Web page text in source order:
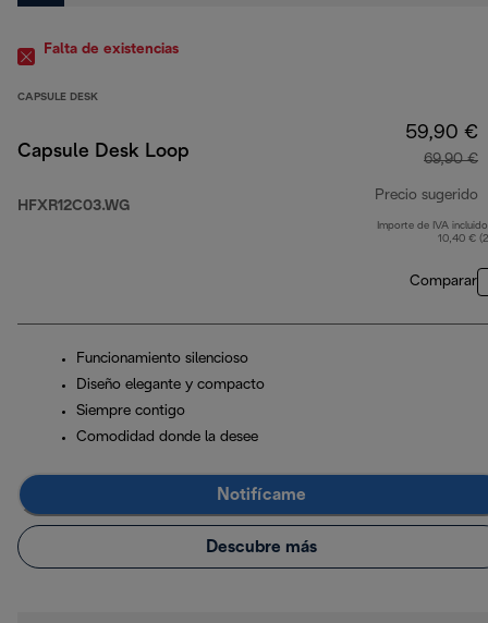
Falta de existencias
CAPSULE DESK
Capsule Desk Loop
HFXR12C03.WG
59,90 €
69,90 €
Precio sugerido
Importe de IVA
10,40 €
Comparar
Funcionamiento silencioso
Diseño elegante y compacto
Siempre contigo
Comodidad donde la desee
Notifícame
Descubre más